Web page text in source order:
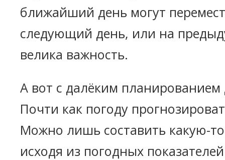
ближайший день могут
следующий день, или на
велика важность.
А вот с далёким планированием
Почти как погоду
Можно лишь составить какую-
исходя из погодных